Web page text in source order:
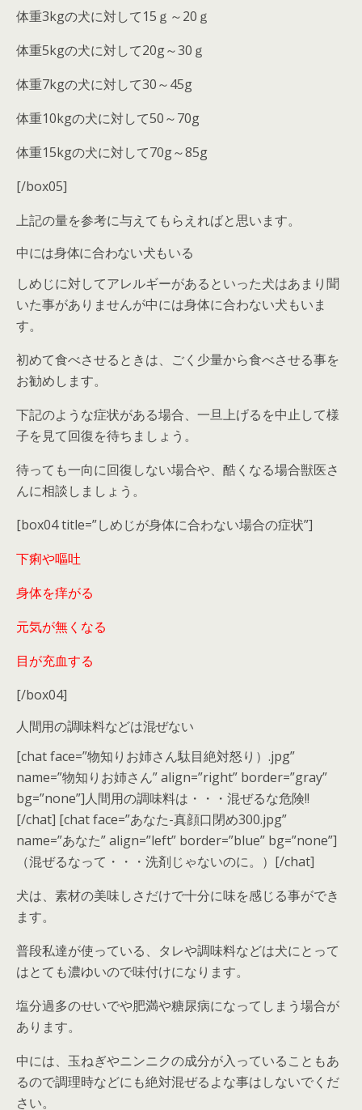
体重3kgの犬に対して15ｇ～20ｇ
体重5kgの犬に対して20g～30ｇ
体重7kgの犬に対して30～45g
体重10kgの犬に対して50～70g
体重15kgの犬に対して70g～85g
[/box05]
上記の量を参考に与えてもらえればと思います。
中には身体に合わない犬もいる
しめじに対してアレルギーがあるといった犬はあまり聞
いた事がありませんが中には身体に合わない犬もいま
す。
初めて食べさせるときは、ごく少量から食べさせる事を
お勧めします。
下記のような症状がある場合、一旦上げるを中止して様
子を見て回復を待ちましょう。
待っても一向に回復しない場合や、酷くなる場合獣医さ
んに相談しましょう。
[box04 title=”しめじが身体に合わない場合の症状”]
下痢や嘔吐
身体を痒がる
元気が無くなる
目が充血する
[/box04]
人間用の調味料などは混ぜない
[chat face=”物知りお姉さん駄目絶対怒り）.jpg”
name=”物知りお姉さん” align=”right” border=”gray”
bg=”none”]人間用の調味料は・・・混ぜるな危険!!
[/chat] [chat face=”あなた-真顔口閉め300.jpg”
name=”あなた” align=”left” border=”blue” bg=”none”]
（混ぜるなって・・・洗剤じゃないのに。）[/chat]
犬は、素材の美味しさだけで十分に味を感じる事ができ
ます。
普段私達が使っている、タレや調味料などは犬にとって
はとても濃ゆいので味付けになります。
塩分過多のせいでや肥満や糖尿病になってしまう場合が
あります。
中には、玉ねぎやニンニクの成分が入っていることもあ
るので調理時などにも絶対混ぜるよな事はしないでくだ
さい。